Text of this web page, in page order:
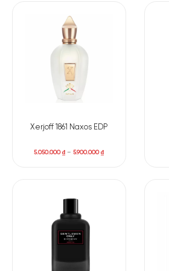
Hương đầu: Hoa oải hương. Thìa là Ba Tư.
Hương giữa: Tiêu đen. Thuốc lá.
Hương cuối: Vani.
Xerjoff 1861 Naxos EDP
5.050.000₫ –5.900.000₫